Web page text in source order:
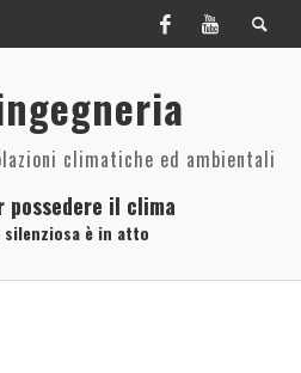
climatiche ed ambientali
possedere il clima
silenziosa è in atto